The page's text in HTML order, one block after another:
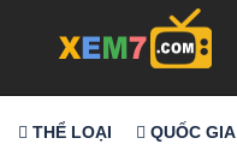
THỂ LOẠI QUỐC GIA